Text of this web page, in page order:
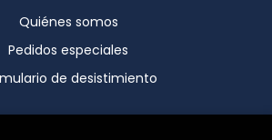
Quiénes somos
Pedidos especiales
de desistimiento